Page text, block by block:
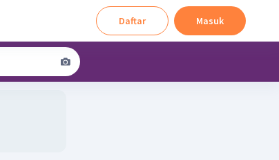
Daftar Masuk